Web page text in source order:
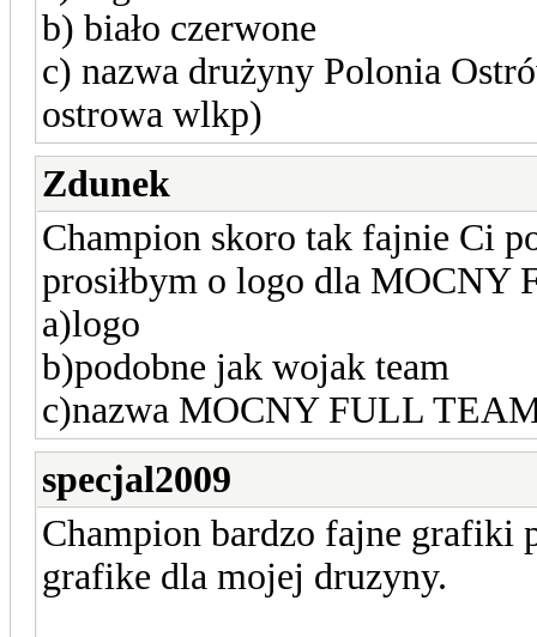
b) biało czerwone
c) nazwa drużyny Polonia
ostrowa wlkp)
Zdunek
Champion skoro tak fajnie Ci
prosiłbym o logo dla MOCNY
a)logo
b)podobne jak wojak team
c)nazwa MOCNY FULL
specjal2009
Champion bardzo fajne grafiki
grafike dla mojej druzyny.